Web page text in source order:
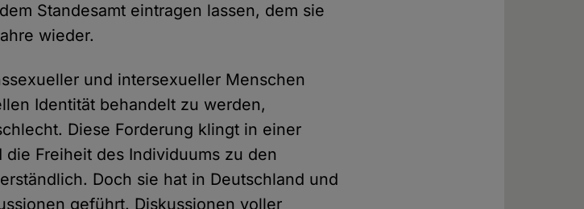
Standesamt eintragen lassen, dem sie
wieder.
und intersexueller Menschen
Identität behandelt zu werden,
Diese Forderung klingt in einer
Freiheit des Individuums zu den
Doch sie hat in Deutschland und
geführt. Diskussionen voller